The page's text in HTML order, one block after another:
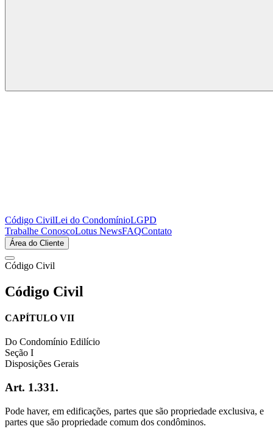
Código CivilLei do CondomínioLGPD
Trabalhe ConoscoLotus NewsFAQContato
Área do Cliente
Código Civil
Código Civil
CAPÍTULO VII
Do Condomínio Edilício
Seção I
Disposições Gerais
Art. 1.331.
Pode haver, em edificações, partes que são propriedade exclusiva, e
partes que são propriedade comum dos condôminos.